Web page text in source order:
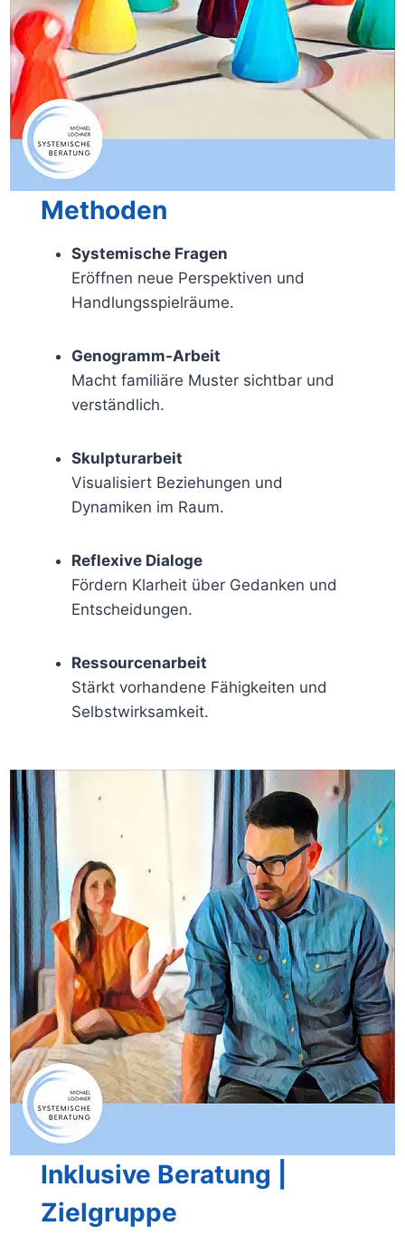
Methoden
Systemische Fragen
Eröffnen neue Perspektiven und
Handlungsspielräume.
Genogramm-Arbeit
Macht familiäre Muster sichtbar und
verständlich.
Skulpturarbeit
Visualisiert Beziehungen und
Dynamiken im Raum.
Reflexive Dialoge
Fördern Klarheit über Gedanken und
Entscheidungen.
Ressourcenarbeit
Stärkt vorhandene Fähigkeiten und
Selbstwirksamkeit.
Inklusive Beratung |
Zielgruppe